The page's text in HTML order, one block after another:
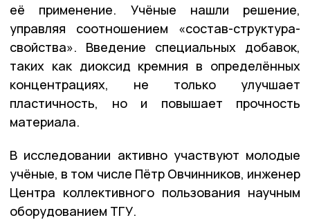
её применение. Учёные нашли решение,
управляя соотношением «состав-структура-
свойства». Введение специальных добавок,
таких как диоксид кремния в определённых
концентрациях, не только улучшает
пластичность, но и повышает прочность
материала.
В исследовании активно участвуют молодые
учёные, в том числе Пётр Овчинников, инженер
Центра коллективного пользования научным
оборудованием ТГУ.